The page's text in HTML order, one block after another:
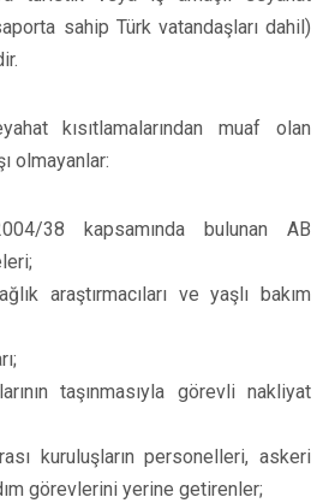
sahip Türk vatandaşları dahil)
kısıtlamalarından muaf olan
olmayanlar:
38 kapsamında bulunan AB
araştırmacıları ve yaşlı bakım
taşınmasıyla görevli nakliyat
kuruluşların personelleri, askeri
görevlerini yerine getirenler;